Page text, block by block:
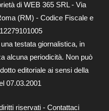
di WEB 365 SRL - Via
(RM) - Codice Fiscale e
testata giornalistica, in
alcuna periodicità. Non può
editoriale ai sensi della
07.03.2001
riservati - Contattaci